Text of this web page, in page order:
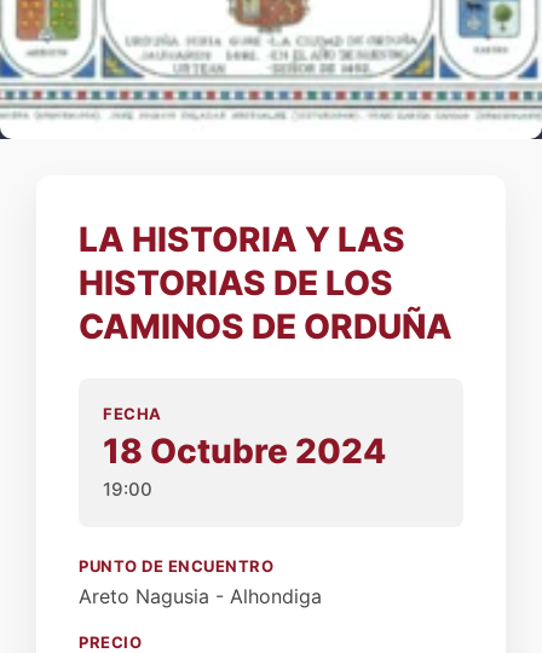
LA HISTORIA Y LAS
HISTORIAS DE LOS
CAMINOS DE ORDUÑA
FECHA
18 Octubre 2024
19:00
PUNTO DE ENCUENTRO
Areto Nagusia - Alhondiga
PRECIO